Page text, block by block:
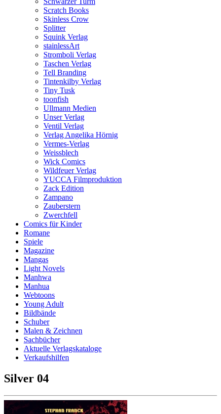
Scratch Books
Skinless Crow
Splitter
Squink Verlag
stainlessArt
Stromboli Verlag
Taschen Verlag
Tell Branding
Tintenkilby Verlag
Tiny Tusk
toonfish
Ullmann Medien
Unser Verlag
Ventil Verlag
Verlag Angelika Hörnig
Vermes-Verlag
Weissblech
Wick Comics
Wildfeuer Verlag
YUCCA Filmproduktion
Zack Edition
Zampano
Zauberstern
Zwerchfell
Comics für Kinder
Romane
Spiele
Magazine
Mangas
Light Novels
Manhwa
Manhua
Webtoons
Young Adult
Bildbände
Schuber
Malen & Zeichnen
Sachbücher
Aktuelle Verlagskataloge
Verkaufshilfen
Silver 04